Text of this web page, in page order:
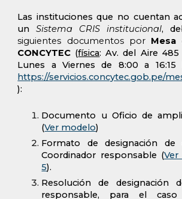
Las instituciones que no cuentan
unSistema CRIS institucional,
siguientes documentos por Mesa
CONCYTEC (física: Av. del Aire 485
Lunes a Viernes de 8:00 a 16:15
https://servicios.concytec.gob.pe/
):
Documento u Oficio de
(Ver modelo)
Formato de designación de
Coordinador responsable (
5).
Resolución de designación
responsable, para el caso